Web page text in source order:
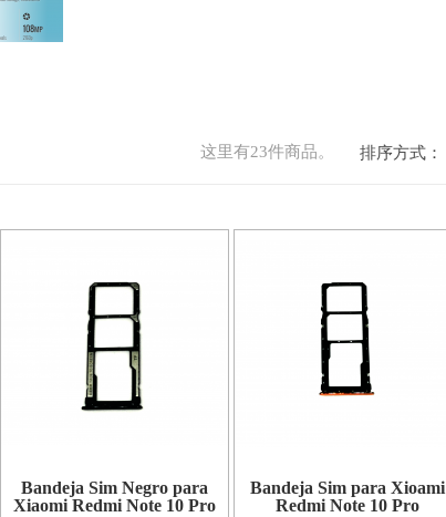
这里有23件商品。 排序方式：
Bandeja Sim Negro para
Xiaomi Redmi Note 10 Pro
Bandeja Sim para Xioami
Redmi Note 10 Pro